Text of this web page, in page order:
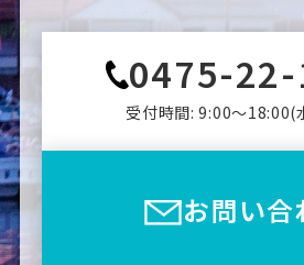
0475-22-
受付時間: 9:00〜18:00(
お問い合